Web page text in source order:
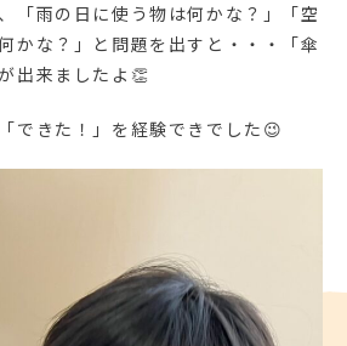
「雨の日に使う物は何かな？」「空
かな？」と問題を出すと・・・「傘
出来ましたよ👏
できた！」を経験できでした😉